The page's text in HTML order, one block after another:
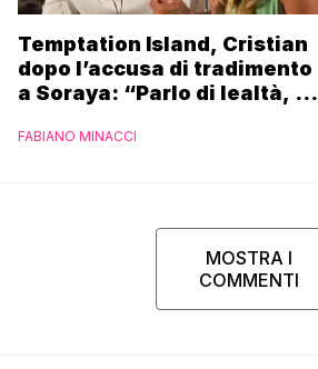
Temptation Island, Cristian
dopo l’accusa di tradimento
a Soraya: “Parlo di lealtà, ma
FABIANO MINACCI
MOSTRA I
COMMENTI